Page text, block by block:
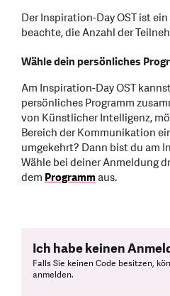
Der Inspiration-Day OST ist
beachte, die Anzahl der
Wähle dein persönliches
Am Inspiration-Day OST
persönliches Programm
von Künstlicher Intelligenz,
Bereich der Kommunikation
umgekehrt? Dann bist du am
Wähle bei deiner Anmeldung
dem Programmaus.